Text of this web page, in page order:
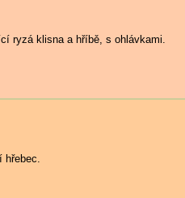
ryzá klisna a hříbě, s ohlávkami.